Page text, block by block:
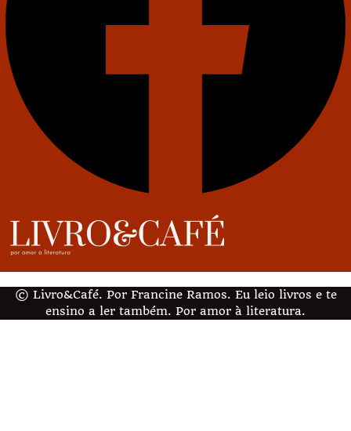
© Livro&Café. Por Francine Ramos. Eu leio livros e te
ensino a ler também. Por amor à literatura.